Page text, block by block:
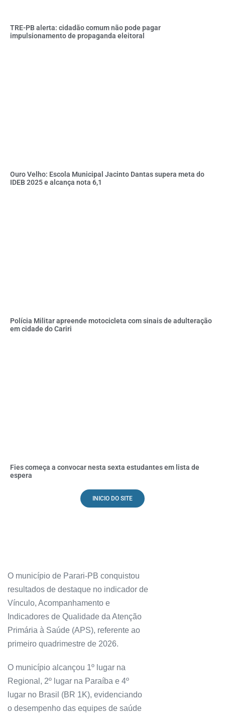
TRE-PB alerta: cidadão comum não pode pagar
impulsionamento de propaganda eleitoral
Ouro Velho: Escola Municipal Jacinto Dantas supera meta do
IDEB 2025 e alcança nota 6,1
Polícia Militar apreende motocicleta com sinais de adulteração
em cidade do Cariri
Fies começa a convocar nesta sexta estudantes em lista de
espera
INICIO DO SITE
O município de Parari-PB conquistou
resultados de destaque no indicador de
Vínculo, Acompanhamento e
Indicadores de Qualidade da Atenção
Primária à Saúde (APS), referente ao
primeiro quadrimestre de 2026.
O município alcançou 1º lugar na
Regional, 2º lugar na Paraíba e 4º
lugar no Brasil (BR 1K), evidenciando
o desempenho das equipes de saúde